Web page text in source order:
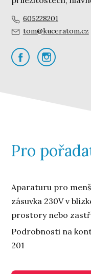
605228201
tom@kuceratom.cz
Pro
Aparaturu pro
zásuvka 230V v
prostory nebo
Podrobnosti na
201